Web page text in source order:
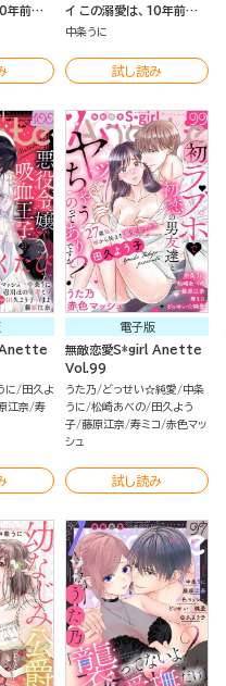
年前から
す （2）
イ この溺愛は、10年前から
決まっていたようです （1）
中条うに
試し読み
Anette
に
田久よ
江奈 寿
電子版
無敵恋愛S*girl Anette
Vol.99
うた乃 どっせい☆純愛
中条
うに 松崎あべの 田久よう
子 藤原江奈 寿ミコ 赤色マッ
シュ
試し読み